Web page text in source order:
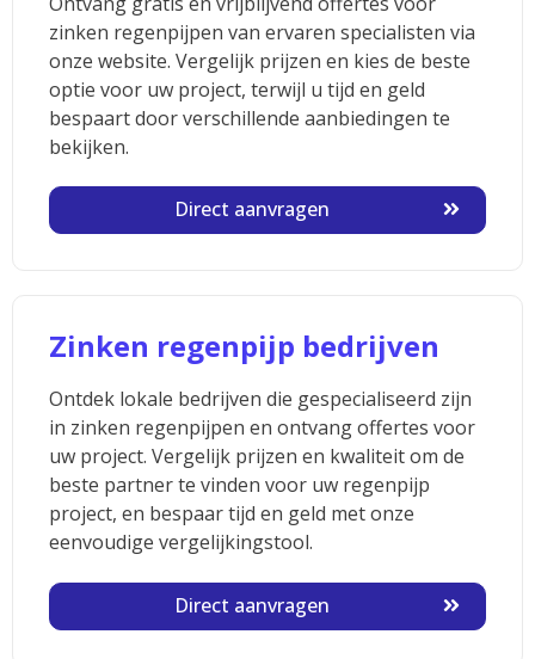
zinken regenpijpen van ervaren specialisten via
onze website. Vergelijk prijzen en kies de beste
optie voor uw project, terwijl u tijd en geld
bespaart door verschillende aanbiedingen te
bekijken.
Direct aanvragen
Zinken regenpijp bedrijven
Ontdek lokale bedrijven die gespecialiseerd zijn
in zinken regenpijpen en ontvang offertes voor
uw project. Vergelijk prijzen en kwaliteit om de
beste partner te vinden voor uw regenpijp
project, en bespaar tijd en geld met onze
eenvoudige vergelijkingstool.
Direct aanvragen